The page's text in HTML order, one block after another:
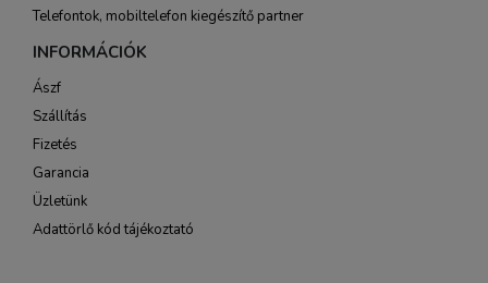
Telefontok, mobiltelefon kiegészítő partner
INFORMÁCIÓK
Ászf
Szállítás
Fizetés
Garancia
Üzletünk
Adattörlő kód tájékoztató